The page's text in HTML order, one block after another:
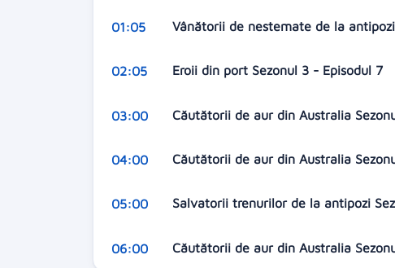
01:05 Vânătorii de nestemate de la
02:05 Eroii din port Sezonul 3 - Episodul 7
03:00 Căutătorii de aur din Australia
04:00 Căutătorii de aur din Australia
05:00 Salvatorii trenurilor de la antipozi
06:00 Căutătorii de aur din Australia